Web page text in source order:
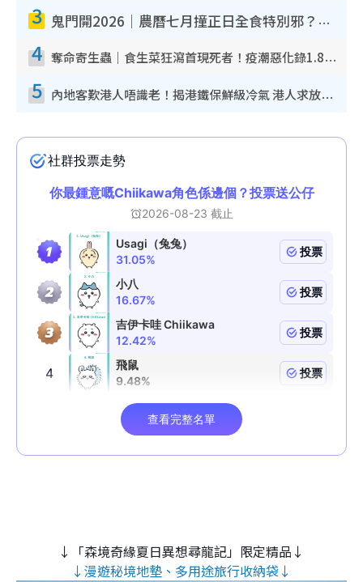
3 鬼門開2026｜農曆七月撞正日全食特別邪？專家警告切忌做一事！揭4大禁忌+2招保平安
4 奪命寄生蟲｜食生菜狂瀉首現死者！疫潮惡化錄1.8萬宗病例 揭洗菜3大謬誤
5 內地客歎港人唔識老！揭港鐵保鮮級冷氣 港人求放過：咪投訴
↓「森境奇緣夏日異想尋龍記」限定精品↓
↓漫遊秘境地墊、多用途旅行收納袋↓